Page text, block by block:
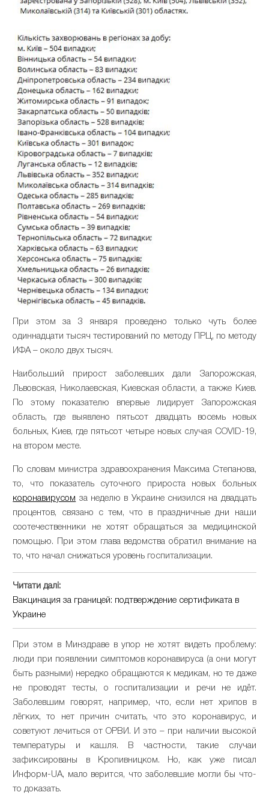
При этом за 3 января проведено только чуть более
одиннадцати тысяч тестирований по методу ПРЦ, по методу
ИФА – около двух тысяч.
Наибольший прирост заболевших дали Запорожская,
Львовская, Николаевская, Киевская области, а также Киев.
По этому показателю впервые лидирует Запорожская
область, где выявлено пятьсот двадцать восемь новых
больных, Киев, где пятьсот четыре новых случая COVID-19,
на втором месте.
По словам министра здравоохранения Максима Степанова,
то, что показатель суточного прироста новых больных
коронавирусом за неделю в Украине снизился на двадцать
процентов, связано с тем, что в праздничные дни наши
соотечественники не хотят обращаться за медицинской
помощью. При этом глава ведомства обратил внимание на
то, что начал снижаться уровень госпитализации.
Читати далі:
Вакцинация за границей: подтверждение сертификата в
Украине
При этом в Минздраве в упор не хотят видеть проблему:
люди при появлении симптомов коронавируса (а они могут
быть разными) нередко обращаются к медикам, но те даже
не проводят тесты, о госпитализации и речи не идёт.
Заболевшим говорят, например, что, если нет хрипов в
лёгких, то нет причин считать, что это коронавирус, и
советуют лечиться от ОРВИ. И это – при наличии высокой
температуры и кашля. В частности, такие случаи
зафиксированы в Кропивницком. Но, как уже писал
Информ-UA, мало верится, что заболевшие могли бы что-
то доказать.